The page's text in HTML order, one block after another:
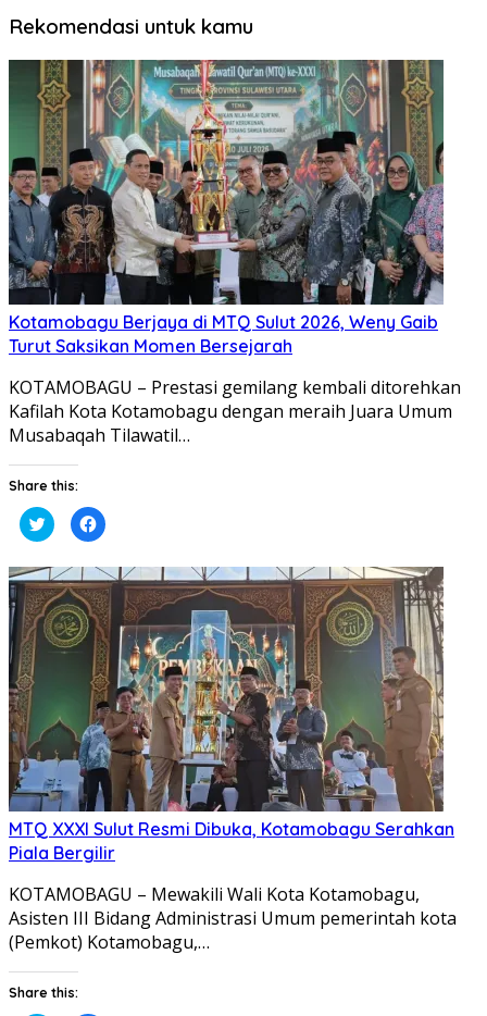
Rekomendasi untuk kamu
Kotamobagu Berjaya di MTQ Sulut 2026, Weny Gaib
Turut Saksikan Momen Bersejarah
KOTAMOBAGU – Prestasi gemilang kembali ditorehkan
Kafilah Kota Kotamobagu dengan meraih Juara Umum
Musabaqah Tilawatil…
Share this:
Klik
untuk
berbagi
Twitter(Membuka
di
jendela
yang
baru)
Klik
untuk
Facebook(Membuka
di
jendela
yang
baru)
MTQ XXXI Sulut Resmi Dibuka, Kotamobagu Serahkan
Piala Bergilir
KOTAMOBAGU – Mewakili Wali Kota Kotamobagu,
Asisten III Bidang Administrasi Umum pemerintah kota
(Pemkot) Kotamobagu,…
Share this: